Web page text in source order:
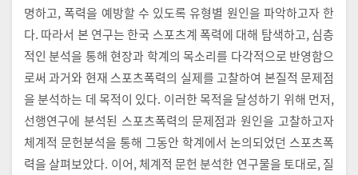
명하고, 폭력을 예방할 수 있도록 유형별 원인을 파악하고자 한
다. 따라서 본 연구는 한국 스포츠계 폭력에 대해 탐색하고, 심층
적인 분석을 통해 현장과 학계의 목소리를 다각적으로 반영함으
로써 과거와 현재 스포츠폭력의 실제를 고찰하여 본질적 문제점
을 분석하는 데 목적이 있다. 이러한 목적을 달성하기 위해 먼저,
선행연구에 분석된 스포츠폭력의 문제점과 원인을 고찰하고자
체계적 문헌분석을 통해 그동안 학계에서 논의되었던 스포츠폭
력을 살펴보았다. 이어, 체계적 문헌 분석한 연구물을 토대로, 질